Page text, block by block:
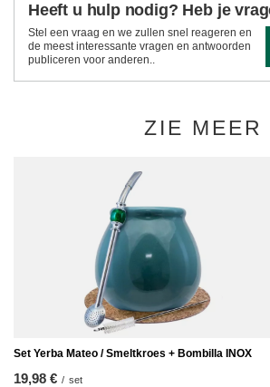
Heeft u hulp nodig? Heb je
Stel een vraag en we zullen snel reageren en
de meest interessante vragen en antwoorden
publiceren voor anderen..
ZIE MEER
Set Yerba Mateo / Smeltkroes + Bombilla INOX
19,98 € / set